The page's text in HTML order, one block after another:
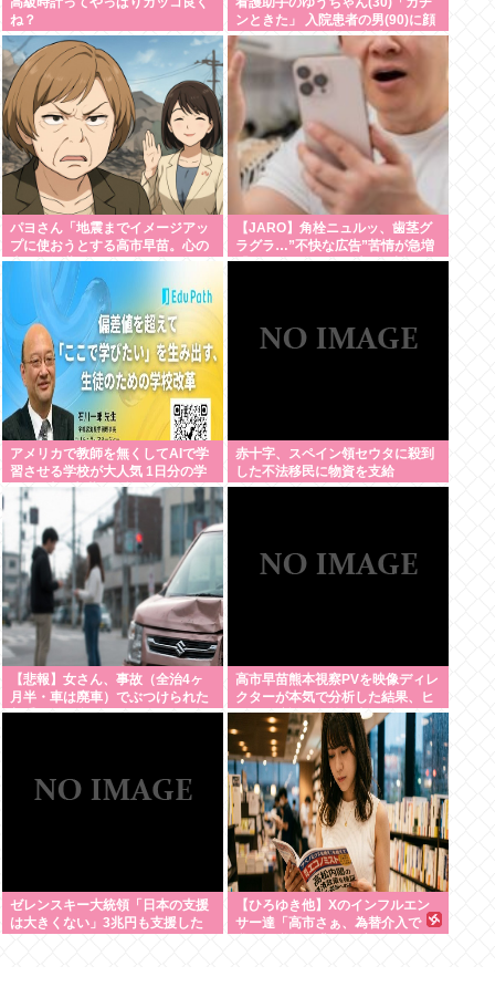
ね？
ンときた」 入院患者の男(90)に顔
面パンチを叩き込む 逮捕
パヨさん「地震までイメージアッ
プに使おうとする高市早苗。心の
底から軽蔑します」
【JARO】角栓ニュルッ、歯茎グ
ラグラ…”不快な広告”苦情が急増
「マジでやめて」の声も”法規
アメリカで教師を無くしてAIで学
習させる学校が大人気 1日分の学
習を2時間未満で可能に
赤十字、スペイン領セウタに殺到
した不法移民に物資を支給
【悲報】女さん、事故（全治4ヶ
月半・車は廃車）でぶつけられた
相手と付き合ってしまうwww
高市早苗熊本視察PVを映像ディレ
クターが本気で分析した結果、ヒ
トラー演説と同等の事をやろうと
してたと発覚する
ゼレンスキー大統領「日本の支援
は大きくない」3兆円も支援した
【ひろゆき他】Xのインフルエン
サー達「高市さぁ、為替介入で